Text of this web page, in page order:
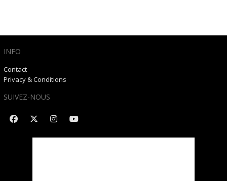
INFO
Contact
Privacy & Conditions
SUIVEZ-NOUS